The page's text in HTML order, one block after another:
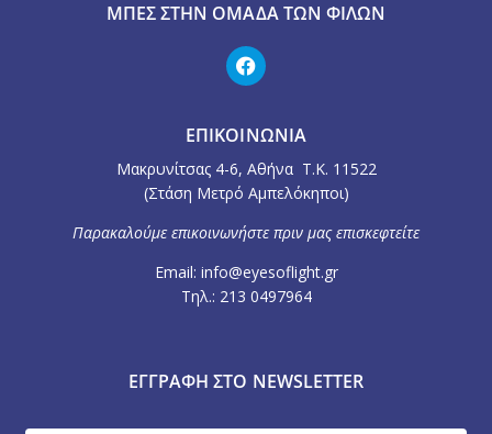
ΜΠΕΣ ΣΤΗΝ ΟΜΆΔΑ ΤΩΝ ΦΊΛΩΝ
ΕΠΙΚΟΙΝΩΝΙΑ
Μακρυνίτσας 4-6, Αθήνα Τ.Κ. 11522
(Στάση Μετρό Αμπελόκηποι)
Παρακαλούμε επικοινωνήστε πριν μας επισκεφτείτε
Email: info@eyesoflight.gr
Τηλ.: 213 0497964
ΕΓΓΡΑΦΉ ΣΤΟ NEWSLETTER